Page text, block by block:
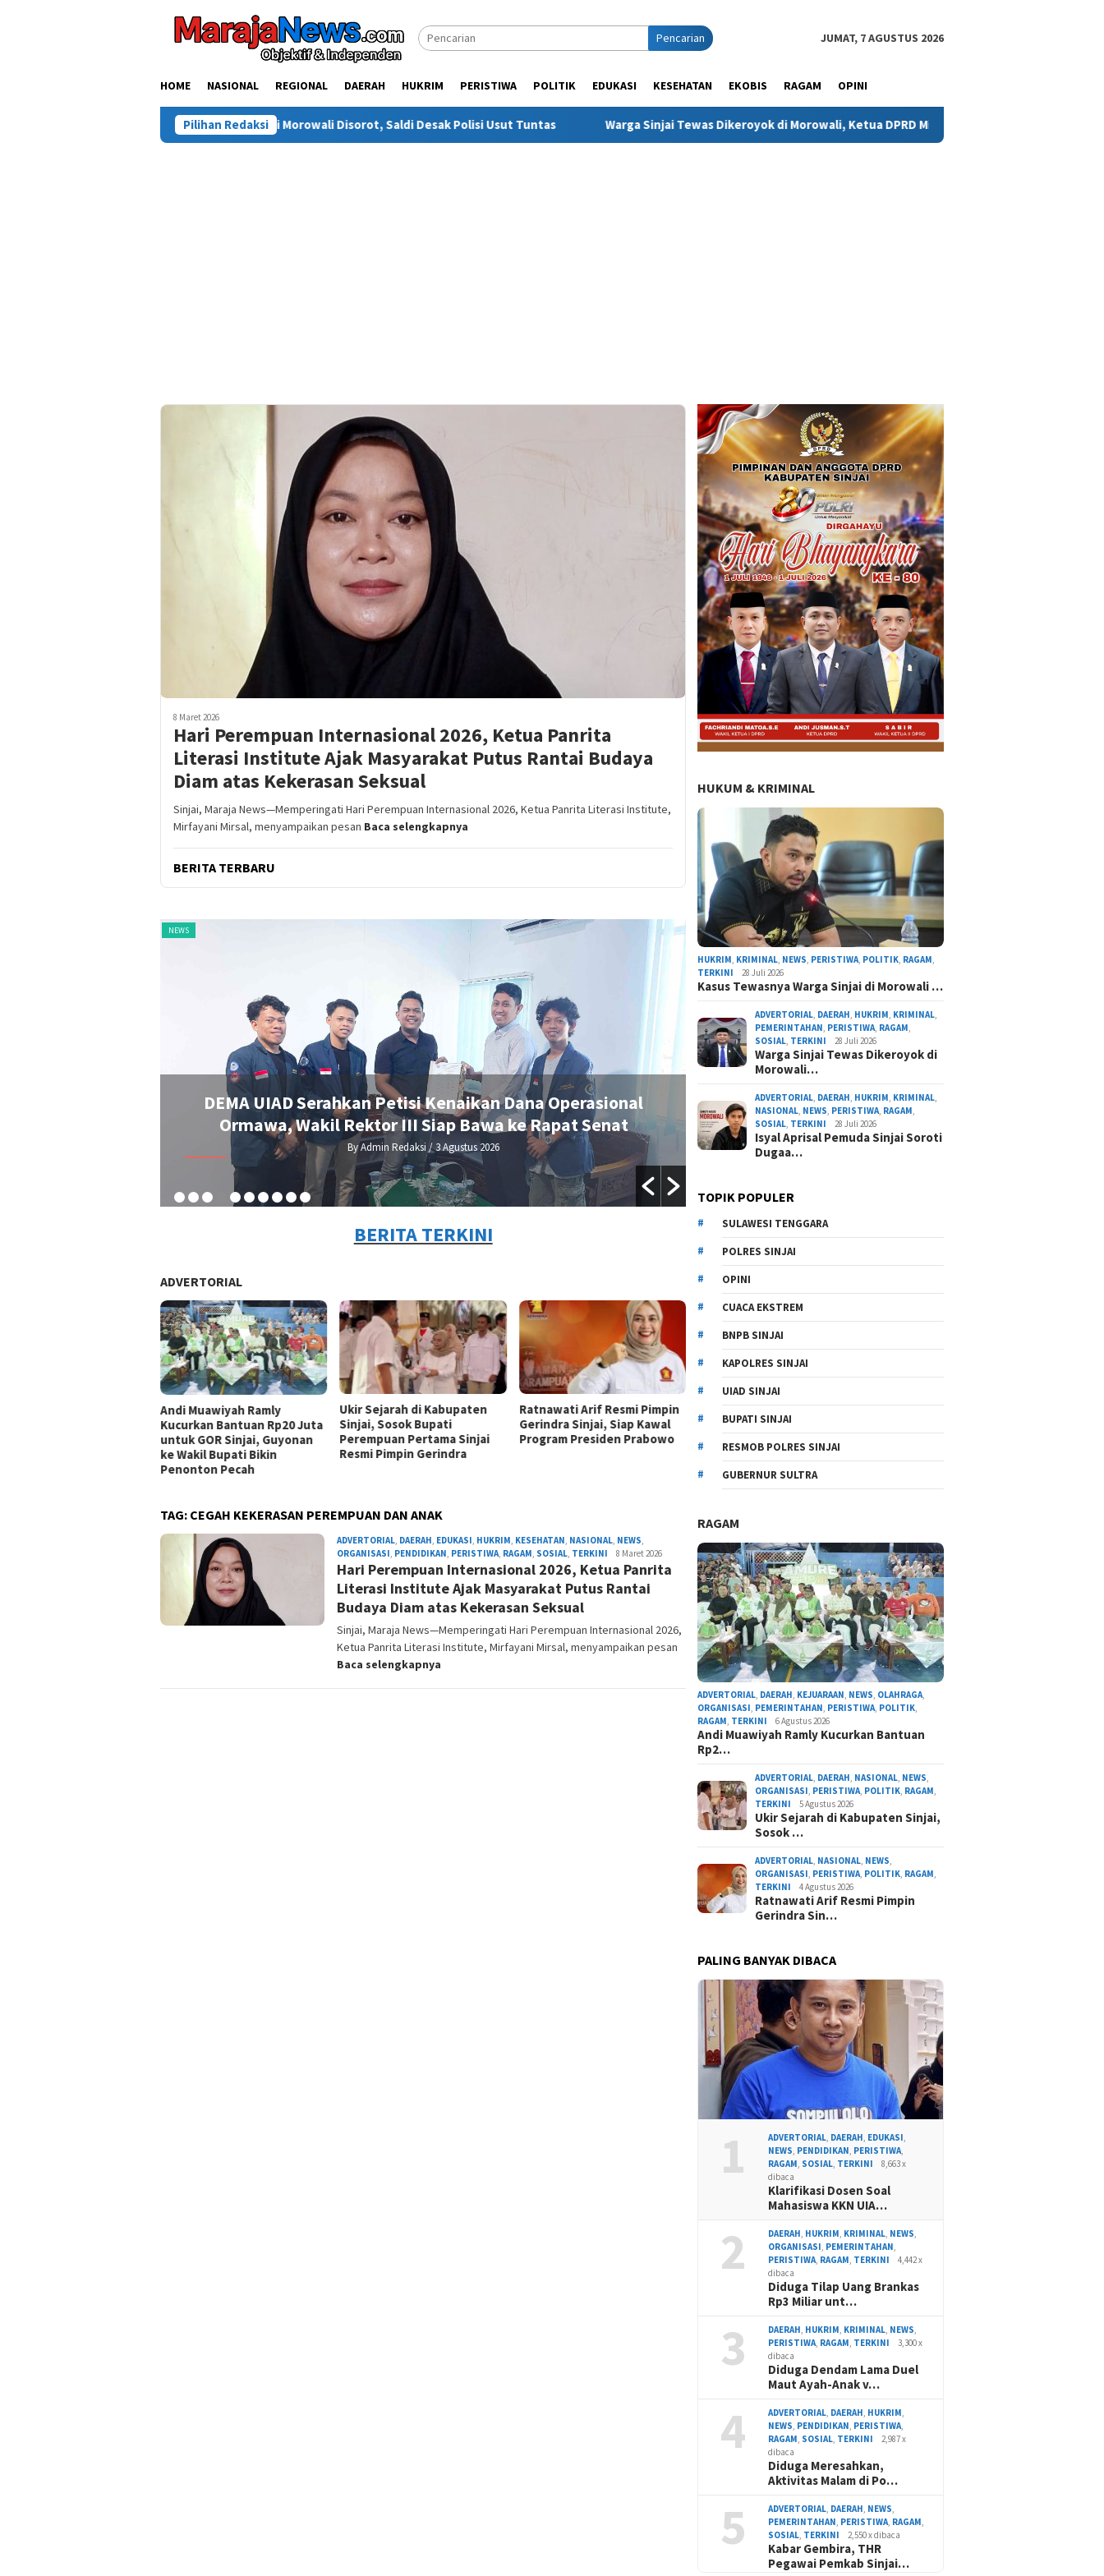
Pencarian JUMAT, 7 AGUSTUS 2026
HOME NASIONAL REGIONAL DAERAH HUKRIM PERISTIWA POLITIK EDUKASI KESEHATAN EKOBIS RAGAM OPINI
Pilihan Redaksi
Tewasnya Warga Sinjai di Morowali Disorot, Saldi Desak Polisi Usut Tuntas Warga Sinjai Tewas Dikeroyok di Morowali, Ketua DPRD Minta Kasus Diusut Tuntas
8 Maret 2026
Hari Perempuan Internasional 2026, Ketua Panrita
Literasi Institute Ajak Masyarakat Putus Rantai Budaya
Diam atas Kekerasan Seksual
Sinjai, Maraja News—Memperingati Hari Perempuan Internasional 2026, Ketua Panrita Literasi Institute,
Mirfayani Mirsal, menyampaikan pesan Baca selengkapnya
BERITA TERBARU
Konsultan Proyek Sekolah Rakyat di Sinjai Diduga Curi
Laptop, Resmob Polres Sinjai Bergerak Cepat Ringkus
Pelaku
By Admin Redaksi / 2 Agustus 2026
NEWS
Tinggalkan Sejenak Panen Padi,
Kompak Kerja Bakti
BERITA TERKINI
ADVERTORIAL
Andi Muawiyah Ramly
Kucurkan Bantuan Rp20 Juta
untuk GOR Sinjai, Guyonan
ke Wakil Bupati Bikin
Penonton Pecah
Ukir Sejarah di Kabupaten
Sinjai, Sosok Bupati
Perempuan Pertama Sinjai
Resmi Pimpin Gerindra
Ratnawati Arif Resmi Pimpin
Gerindra Sinjai, Siap Kawal
Program Presiden Prabowo
TAG: CEGAH KEKERASAN PEREMPUAN DAN ANAK
ADVERTORIAL, DAERAH, EDUKASI, HUKRIM, KESEHATAN, NASIONAL, NEWS,
ORGANISASI, PENDIDIKAN, PERISTIWA, RAGAM, SOSIAL, TERKINI Admin
Redaksi
8 Maret 2026
Hari Perempuan Internasional 2026, Ketua Panrita
Literasi Institute Ajak Masyarakat Putus Rantai
Budaya Diam atas Kekerasan Seksual
Sinjai, Maraja News—Memperingati Hari Perempuan Internasional 2026,
Ketua Panrita Literasi Institute, Mirfayani Mirsal, menyampaikan pesan
Baca selengkapnya
HUKUM & KRIMINAL
HUKRIM, KRIMINAL, NEWS, PERISTIWA, POLITIK, RAGAM,
TERKINI
28 Juli 2026
Kasus Tewasnya Warga Sinjai di Morowali …
ADVERTORIAL, DAERAH, HUKRIM, KRIMINAL,
PEMERINTAHAN, PERISTIWA, RAGAM,
SOSIAL, TERKINI 28 Juli 2026
Warga Sinjai Tewas Dikeroyok di
Morowali…
ADVERTORIAL, DAERAH, HUKRIM, KRIMINAL,
NASIONAL, NEWS, PERISTIWA, RAGAM,
SOSIAL, TERKINI 28 Juli 2026
Isyal Aprisal Pemuda Sinjai Soroti
Dugaa…
TOPIK POPULER
SULAWESI TENGGARA
POLRES SINJAI
OPINI
CUACA EKSTREM
BNPB SINJAI
KAPOLRES SINJAI
UIAD SINJAI
BUPATI SINJAI
RESMOB POLRES SINJAI
GUBERNUR SULTRA
RAGAM
ADVERTORIAL DAERAH KEJUARAAN NEWS OLAHRAGA
ORGANISASI PEMERINTAHAN PERISTIWA POLITIK
RAGAM TERKINI 6 Agustus 2026
Andi Muawiyah Ramly Kucurkan Bantuan
Rp2…
ADVERTORIAL DAERAH NASIONAL NEWS
ORGANISASI PERISTIWA POLITIK RAGAM
TERKINI
5 Agustus 2026
Ukir Sejarah di Kabupaten Sinjai,
Sosok …
ADVERTORIAL NASIONAL NEWS
ORGANISASI PERISTIWA POLITIK RAGAM
TERKINI
4 Agustus 2026
Ratnawati Arif Resmi Pimpin
Gerindra Sin…
PALING BANYAK DIBACA
1 ADVERTORIAL DAERAH EDUKASI
NEWS PENDIDIKAN PERISTIWA
RAGAM SOSIAL TERKINI
8,663 x
dibaca
Klarifikasi Dosen Soal
Mahasiswa KKN UIA…
2 DAERAH HUKRIM KRIMINAL NEWS
ORGANISASI PEMERINTAHAN
PERISTIWA RAGAM TERKINI
4,442 x
dibaca
Diduga Tilap Uang Brankas
Rp3 Miliar unt…
3 DAERAH HUKRIM KRIMINAL NEWS
PERISTIWA RAGAM TERKINI
3,300 x
dibaca
Diduga Dendam Lama Duel
Maut Ayah-Anak v…
4 ADVERTORIAL DAERAH HUKRIM
NEWS PENDIDIKAN PERISTIWA
RAGAM SOSIAL TERKINI
2,987 x
dibaca
Diduga Meresahkan,
Aktivitas Malam di Po…
5 ADVERTORIAL DAERAH NEWS
PEMERINTAHAN PERISTIWA RAGAM
SOSIAL TERKINI 2,550 x dibaca
Kabar Gembira, THR
Pegawai Pemkab Sinjai…